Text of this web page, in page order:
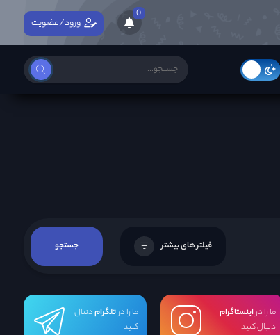
0
ورود/عضویت
فیلتر های بیشتر جستجو
ما را دراینستاگرام
دنبال کنید
ما را درتلگرامدنبال
کنید